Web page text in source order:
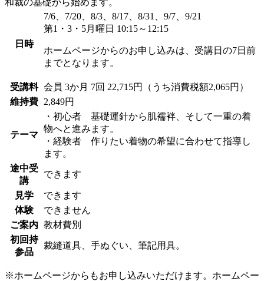
日時
7/6、7/20、8/3、8/17、8/31、9/7、9/21
第1・3・5月曜日 10:15～12:15
ホームページからのお申し込みは、受講日の7日前
までとなります。
受講料 会員 3か月 7回 22,715円（うち消費税額2,065円）
維持費
2,849円
テーマ
・初心者 基礎運針から肌襦袢、そして一重の着
物へと進みます。
・経験者 作りたい着物の希望に合わせて指導し
ます。
途中受
講
できます
見学
できます
体験
できません
ご案内 教材費別
初回持
参品
裁縫道具、手ぬぐい、筆記用具。
※ホームページからもお申し込みいただけます。ホームペー